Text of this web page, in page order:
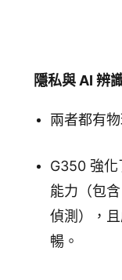
隱私與 AI 辨
兩者都有
G350 強化
能力（包
偵測），
暢。